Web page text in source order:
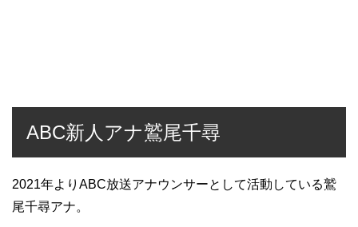
ABC新人アナ鷲尾千尋
2021年よりABC放送アナウンサーとして活動している鷲
尾千尋アナ。